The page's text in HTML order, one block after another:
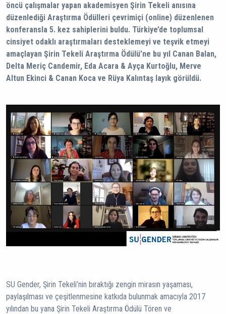
öncü çalışmalar yapan akademisyen Şirin Tekeli anısına
düzenlediği Araştırma Ödülleri çevrimiçi (online) düzenlenen
konferansla 5. kez sahiplerini buldu. Türkiye’de toplumsal
cinsiyet odaklı araştırmaları desteklemeyi ve teşvik etmeyi
amaçlayan Şirin Tekeli Araştırma Ödülü’ne bu yıl Canan Balan,
Delta Meriç Candemir, Eda Acara & Ayça Kurtoğlu, Merve
Altun Ekinci & Canan Koca ve Rüya Kalıntaş layık görüldü.
SU Gender, Şirin Tekeli’nin bıraktığı zengin mirasın yaşaması,
paylaşılması ve çeşitlenmesine katkıda bulunmak amacıyla 2017
yılından bu yana Şirin Tekeli Araştırma Ödülü Tören ve